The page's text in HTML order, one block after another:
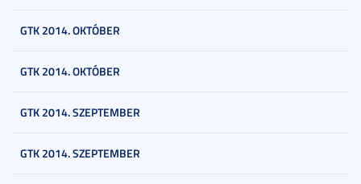
GTK 2014. OKTÓBER
GTK 2014. OKTÓBER
GTK 2014. SZEPTEMBER
GTK 2014. SZEPTEMBER